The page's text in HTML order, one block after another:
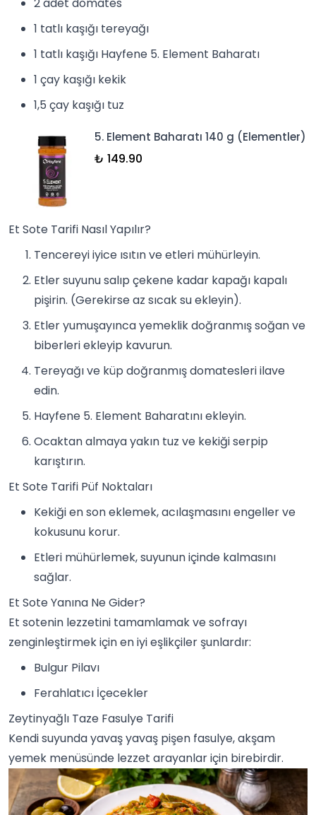
2 adet domates
1 tatlı kaşığı tereyağı
1 tatlı kaşığı Hayfene 5. Element Baharatı
1 çay kaşığı kekik
1,5 çay kaşığı tuz
5. Element Baharatı 140 g (Elementler)
₺ 149.90
Et Sote Tarifi Nasıl Yapılır?
Tencereyi iyice ısıtın ve etleri mühürleyin.
Etler suyunu salıp çekene kadar kapağı kapalı
pişirin. (Gerekirse az sıcak su ekleyin).
Etler yumuşayınca yemeklik doğranmış soğan ve
biberleri ekleyip kavurun.
Tereyağı ve küp doğranmış domatesleri ilave
edin.
Hayfene 5. Element Baharatını ekleyin.
Ocaktan almaya yakın tuz ve kekiği serpip
karıştırın.
Et Sote Tarifi Püf Noktaları
Kekiği en son eklemek, acılaşmasını engeller ve
kokusunu korur.
Etleri mühürlemek, suyunun içinde kalmasını
sağlar.
Et Sote Yanına Ne Gider?
Et sotenin lezzetini tamamlamak ve sofrayı
zenginleştirmek için en iyi eşlikçiler şunlardır:
Bulgur Pilavı
Ferahlatıcı İçecekler
Zeytinyağlı Taze Fasulye Tarifi
Kendi suyunda yavaş yavaş pişen fasulye, akşam
yemek menüsünde lezzet arayanlar için birebirdir.